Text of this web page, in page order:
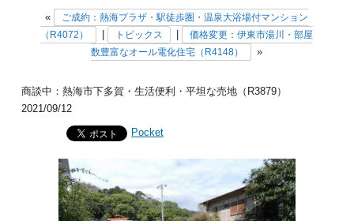
«
ご成約：熱海プラザ・駅徒歩圏・温泉大浴場付マンション
（R4072）
トピックス
価格変更：伊東市湯川・部屋
数豊富なオール電化住宅（R4148）
»
商談中：熱海市下多賀・生活便利・平坦な売地（R3879）
2021/09/12
Pocket